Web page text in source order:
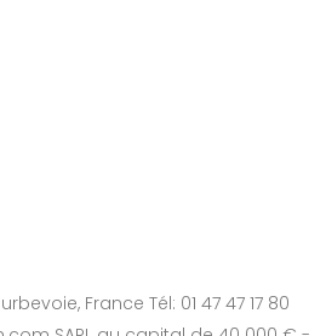
France Tél: 01 47 47 17 80